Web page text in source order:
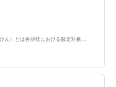
ん）とは各競技における競走対象…